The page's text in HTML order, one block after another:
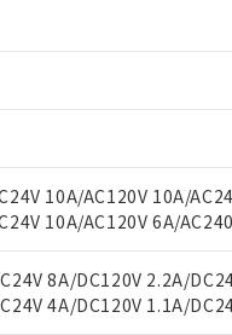
10A/AC120V 10A/
10A/AC120V 6A/
8A/DC120V 2.2A/
4A/DC120V 1.1A/
況および標準価格はお客
ご相談ください。
機器販売店や当社販売拠
び標準価格結果を当社の
能（部品リスト作成サー
用監視および制御機器に対する適用
状況などにより、予定月
料含有率が中国RoHSの
料含有率が中国RoHSの
準値 (GB/T26572)：
水銀) : 1000ppm、 Cd(カドミウム)
、 PBBs(ポリ臭化ビフェニ
) : 1000ppm、 DIBP(フタル酸ジイ
エチルヘキシル)) : 1000ppm
期限
10物質）のすべてが基準
ら貴社製品のうち、外国
品を、核兵器、ミサイル
用いたしません。
製品を第三者に販売する
販売先および販売に係わ
上の在庫あり
は満たないが在庫あり
(最新の在庫状況について
店・当社販売員にご確認